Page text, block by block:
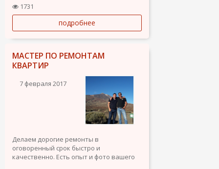
WhatsApp. Буду рада любой информации
касающейся возможности заниматься
любимым делом на территории
Испании.
1731
подробнее
МАСТЕР ПО РЕМОНТАМ
КВАРТИР
7 февраля 2017
Делаем дорогие ремонты в
оговоренный срок быстро и
качественно. Есть опыт и фото вашего